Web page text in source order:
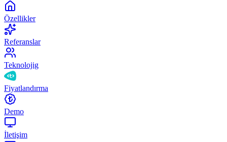
Özellikler
Referanslar
Teknolojig
Fiyatlandırma
Demo
İletişim